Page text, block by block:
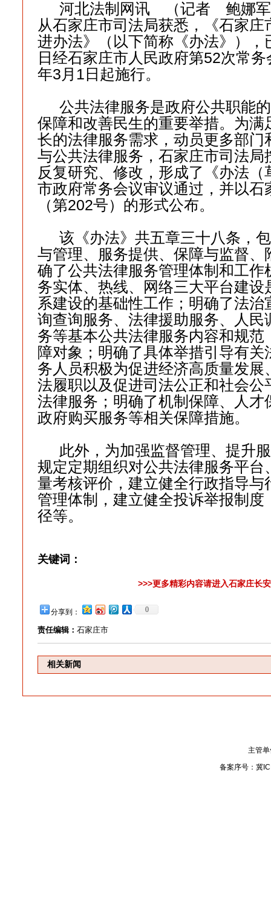
河北法制网讯 （记者 鲍娜军
从石家庄市司法局获悉，《石家庄
进办法》（以下简称《办法》），
日经石家庄市人民政府第52次常
年3月1日起施行。
公共法律服务是政府公共职能
保障和改善民生的重要举措。为满
长的法律服务需求，动员更多部门
与公共法律服务，石家庄市司法局
反复研究、修改，形成了《办法（
市政府常务会议审议通过，并以石
（第202号）的形式公布。
该《办法》共五章三十八条，
与管理、服务提供、保障与监督、
确了公共法律服务管理体制和工作
务实体、热线、网络三大平台建设
系建设的基础性工作；明确了法治
询查询服务、法律援助服务、人民
务等基本公共法律服务内容和规范
障对象；明确了具体举措引导有关
务人员积极为促进经济高质量发展
法履职以及促进司法公正和社会公
法律服务；明确了机制保障、人才
政府购买服务等相关保障措施。
此外，为加强监督管理、提升
规定定期组织对公共法律服务平台
量考核评价，建立健全行政指导与
管理体制，建立健全投诉举报制度
径等。
关键词：
>>>更多精彩内容请进入石家庄长
分享到： 0
责任编辑： 石家庄市
相关新闻
主管
备案序号： 冀